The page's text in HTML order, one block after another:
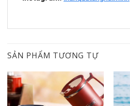
SẢN PHẨM TƯƠNG TỰ